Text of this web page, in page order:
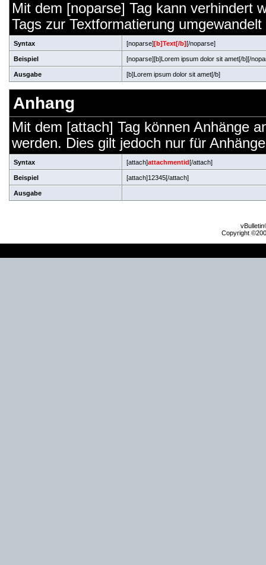
Mit dem [noparse] Tag kann verhindert
Tags zur Textformatierung umgewandelt
Syntax [noparse][b]Text[/b][/noparse]
Beispiel [noparse][b]Lorem ipsum dolor sit amet[/b][/
Ausgabe [b]Lorem ipsum dolor sit amet[/b]
Anhang
Mit dem [attach] Tag können Anhänge
werden. Dies gilt jedoch nur für
Syntax [attach]attachmentid[/attach]
Beispiel [attach]12345[/attach]
Ausgabe
Copyright